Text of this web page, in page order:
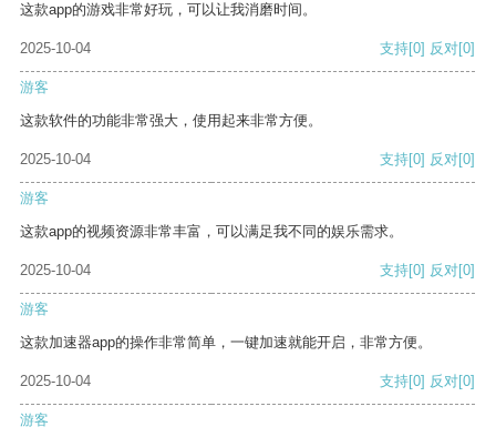
这款app的游戏非常好玩，可以让我消磨时间。
2025-10-04 支持[0] 反对[0]
游客
这款软件的功能非常强大，使用起来非常方便。
2025-10-04 支持[0] 反对[0]
游客
这款app的视频资源非常丰富，可以满足我不同的娱乐需求。
2025-10-04 支持[0] 反对[0]
游客
这款加速器app的操作非常简单，一键加速就能开启，非常方便。
2025-10-04 支持[0] 反对[0]
游客